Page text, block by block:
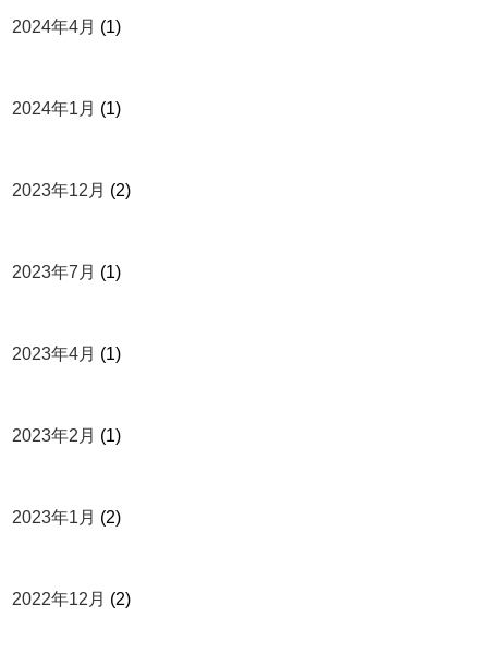
2024年4月 (1)
2024年1月 (1)
2023年12月 (2)
2023年7月 (1)
2023年4月 (1)
2023年2月 (1)
2023年1月 (2)
2022年12月 (2)